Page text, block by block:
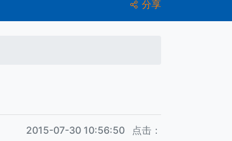
分享
2015-07-30 10:56:50 点击：